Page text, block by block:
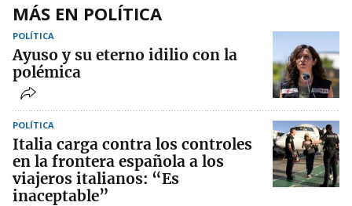
MÁS EN POLÍTICA
POLÍTICA
Ayuso y su eterno idilio con la
polémica
POLÍTICA
Italia carga contra los controles
en la frontera española a los
viajeros italianos: “Es
inaceptable”